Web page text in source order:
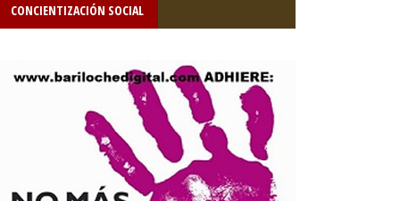
CONCIENTIZACIÓN SOCIAL